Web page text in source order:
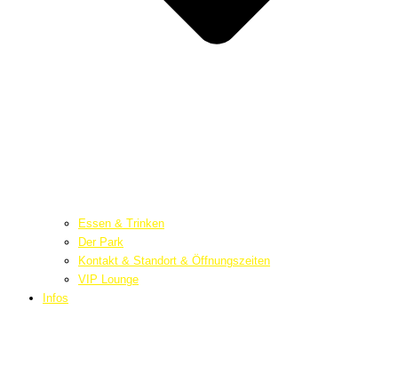
Essen & Trinken
Der Park
Kontakt & Standort & Öffnungszeiten
VIP Lounge
Infos